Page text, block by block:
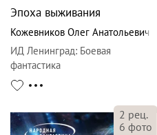
Эпоха выживания
Кожевников Олег Анатольевич
ИД Ленинград: Боевая
фантастика
2 рец.
6 фото